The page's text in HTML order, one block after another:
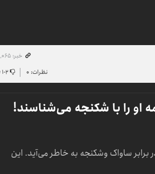
خبر: ۸۰٬۰۶۵
نظرات: ۰ ۲-۱
او را با شکنجه می‌شناسند!
برابر ساواک وشکنجه به خاطر می‌آید. این